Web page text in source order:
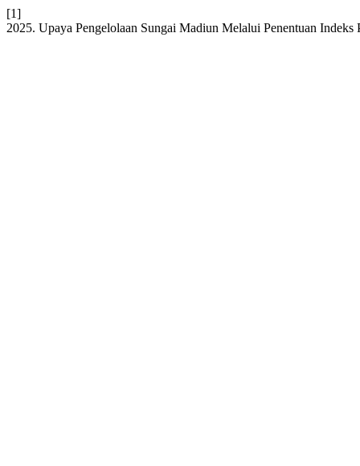
[1]
2025. Upaya Pengelolaan Sungai Madiun Melalui Penentuan Indeks